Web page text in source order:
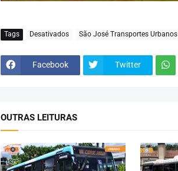
Tags Desativados São José Transportes Urbanos
Facebook Twitter
OUTRAS LEITURAS